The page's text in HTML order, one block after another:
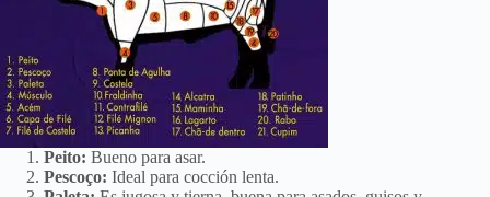
Peito: Bueno para asar.
Pescoço: Ideal para cocción lenta.